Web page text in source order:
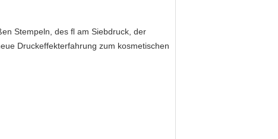
Stempeln, des ﬂ am Siebdruck, der
Druckeffekterfahrung zum kosmetischen